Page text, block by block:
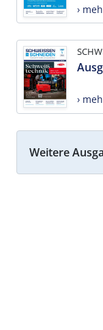
›
›
Weitere